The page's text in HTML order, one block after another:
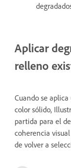
Aplicar
relleno
Cuando se
color sólido,
partida para el
coherencia
de volver a